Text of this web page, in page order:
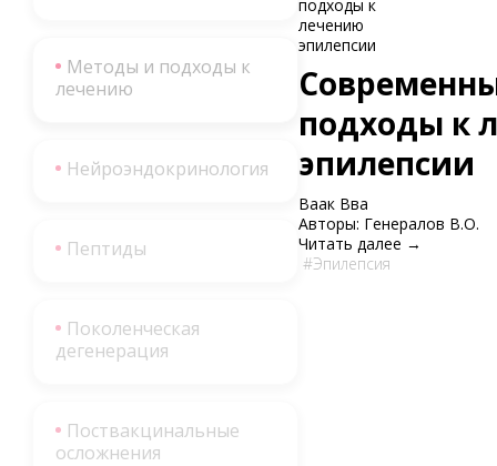
Методы и подходы к
лечению
Нейроэндокринология
Пептиды
Поколенческая
дегенерация
Поствакцинальные
осложнения
подходы к
эпилепсии
Ваак Вва
Авторы: Генералов В.О.
Читать далее →
Эпилепсия